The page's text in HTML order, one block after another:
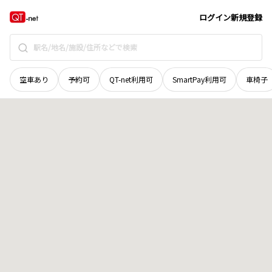
ログイン新規登録
空車あり 予約可 QT-net利用可 SmartPay利用可 車椅子
北海道